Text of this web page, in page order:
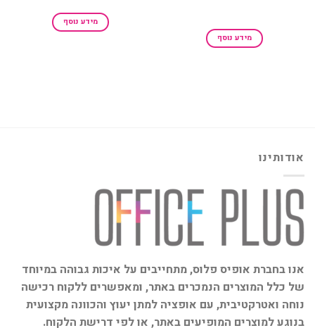
מידע נוסף
מידע נוסף
אודותינו
אנו בחברת אופיס פלוס, מתחייבים על איכות גבוהה במיוחד
של כלל המוצרים הנמכרים באתר, ומאפשרים ללקוח רכישה
נוחה ואטרקטיבית, עם אופציה למתן יעוץ והכוונה מקצועית
בנוגע למוצרים המופיעים באתר, או לפי דרישת הלקוח.